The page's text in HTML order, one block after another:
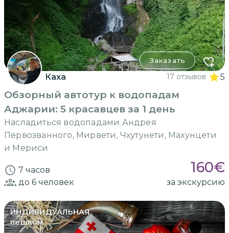
Заказать
Каха 17 отзывов 5
Обзорный автотур к водопадам
Аджарии: 5 красавцев за 1 день
Насладиться водопадами Андрея
Первозванного, Мирвети, Чхутунети, Махунцети
и Мериси
7 часов 160€
до 6 человек за экскурсию
ИНДИВИДУАЛЬНАЯ
пешком